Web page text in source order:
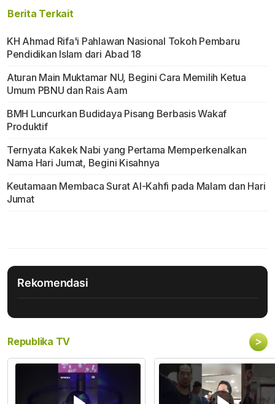
Berita Terkait
KH Ahmad Rifa'i Pahlawan Nasional Tokoh Pembaru
Pendidikan Islam dari Abad 18
Aturan Main Muktamar NU, Begini Cara Memilih Ketua
Umum PBNU dan Rais Aam
BMH Luncurkan Budidaya Pisang Berbasis Wakaf
Produktif
Ternyata Kakek Nabi yang Pertama Memperkenalkan
Nama Hari Jumat, Begini Kisahnya
Keutamaan Membaca Surat Al-Kahfi pada Malam dan Hari
Jumat
Rekomendasi
Republika TV >